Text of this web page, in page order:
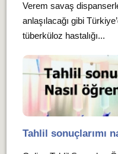
Verem savaş
anlaşılacağı gibi
tüberküloz hastalığı...
Tahlil sonuçlarımı